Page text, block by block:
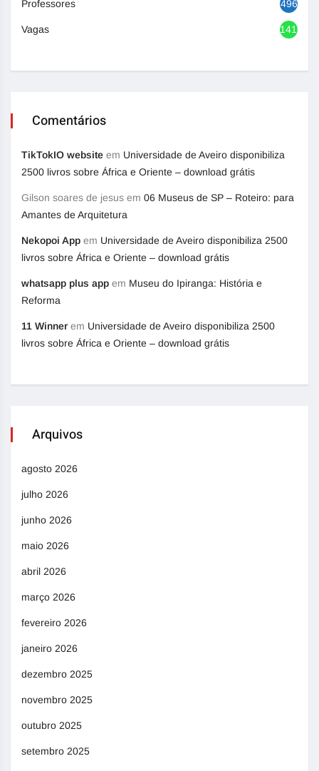
Professores 496
Vagas 1416
Comentários
TikTokIO website em Universidade de Aveiro disponibiliza
2500 livros sobre África e Oriente – download grátis
Gilson soares de jesus em 06 Museus de SP – Roteiro: para
Amantes de Arquitetura
Nekopoi App em Universidade de Aveiro disponibiliza 2500
livros sobre África e Oriente – download grátis
whatsapp plus app em Museu do Ipiranga: História e
Reforma
11 Winner em Universidade de Aveiro disponibiliza 2500
livros sobre África e Oriente – download grátis
Arquivos
agosto 2026
julho 2026
junho 2026
maio 2026
abril 2026
março 2026
fevereiro 2026
janeiro 2026
dezembro 2025
novembro 2025
outubro 2025
setembro 2025